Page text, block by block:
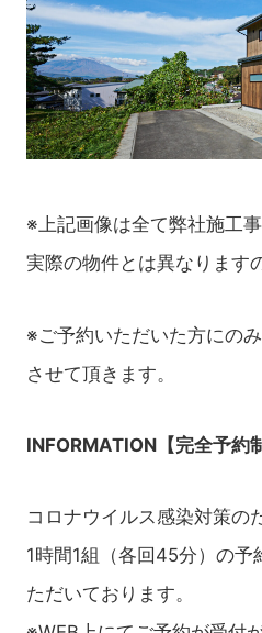
※上記画像は全て弊社施工事
実際の物件とは異なります
※ご予約いただいた方にの
させて頂きます。
INFORMATION【完全予約
コロナウイルス感染対策の
1時間1組（各回45分）の予
ただいております。